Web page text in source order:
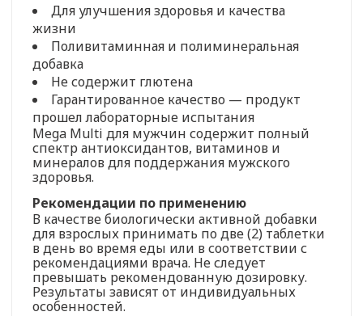
Для улучшения здоровья и качества
жизни
Поливитаминная и полиминеральная
добавка
Не содержит глютена
Гарантированное качество — продукт
прошел лабораторные испытания
Mega Multi для мужчин содержит полный
спектр антиоксидантов, витаминов и
минералов для поддержания мужского
здоровья.
Рекомендации по применению
В качестве биологически активной добавки
для взрослых принимать по две (2) таблетки
в день во время еды или в соответствии с
рекомендациями врача. Не следует
превышать рекомендованную дозировку.
Результаты зависят от индивидуальных
особенностей.